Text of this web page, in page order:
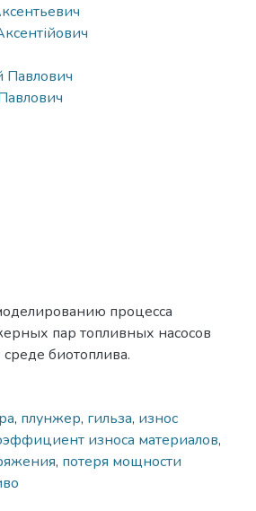
процесса
пар топливных насосов
биотоплива.
, плунжер, гильза, износ
износа материалов,
, потеря мощности